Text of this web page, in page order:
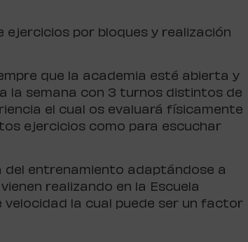
por bloques y realización
que la academia esté abierta y
la semana con 3 turnos distintos de
el cual os evaluará físicamente
ejercicios como para escuchar
del entrenamiento adaptándose a
realizando en la Escuela
la cual puede ser un factor